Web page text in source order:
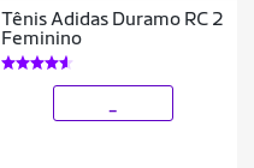
Tênis Adidas Duramo RC 2
Feminino